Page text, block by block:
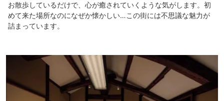
お散歩しているだけで、心が癒されていくような気がします。初
めて来た場所なのになぜか懐かしい…この街には不思議な魅力が
詰まっています。